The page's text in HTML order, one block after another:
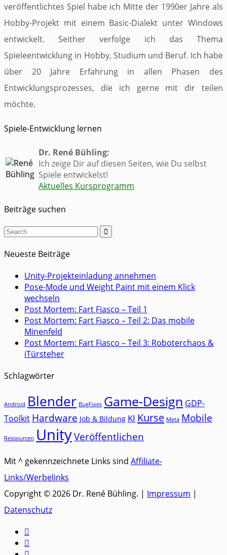
veröffentlichtes Spiel habe ich Mitte der 1990er Jahre als
Hobby-Projekt mit einem Basic-Dialekt unter Windows
entwickelt. Seither verfolge ich das Thema
Spieleentwicklung in Hobby, Studium und Beruf. Ich habe
über 20 Jahre Erfahrung in allen Phasen des
Entwicklungsprozesses, die ich gerne mit dir teilen
möchte.
Spiele-Entwicklung lernen
Dr. René Bühling:
Ich zeige Dir auf diesen Seiten, wie Du selbst
Spiele entwickelst!
Aktuelles Kursprogramm
Beiträge suchen

Neueste Beiträge
Unity-Projekteinladung annehmen
Pose-Mode und Weight Paint mit einem Klick
wechseln
Post Mortem: Fart Fiasco – Teil 1
Post Mortem: Fart Fiasco – Teil 2: Das mobile
Minenfeld
Post Mortem: Fart Fiasco – Teil 3: Roboterchaos &
iTürsteher
Schlagwörter
Android Blender BugFixes Game-Design GDP-
Toolkit Hardware Job & Bildung KI Kurse Meta Mobile
Ressourcen UnityVeröffentlichen
Mit ^ gekennzeichnete Links sind Affiliate-
Links/Werbelinks
Copyright © 2026 Dr. René Bühling. | Impressum |
Datenschutz

